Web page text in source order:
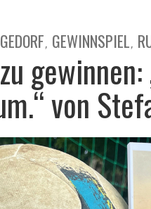
, GEWINNSPIEL,
von